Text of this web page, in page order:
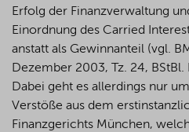
Erfolg der Finanzverwaltung
Einordnung des Carried
anstatt als Gewinnanteil (vgl.
Dezember 2003, Tz. 24,
Dabei geht es allerdings nur
Verstöße aus dem
Finanzgerichts München,